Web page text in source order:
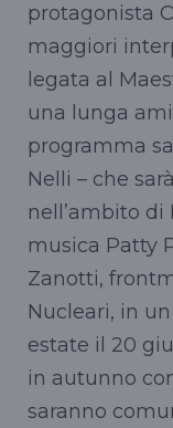
protagonista
maggiori
legata al
una lunga
programma
Nelli – che
nell’ambito di
musica Patty
Zanotti,
Nucleari, in
estate il 20
in autunno
saranno